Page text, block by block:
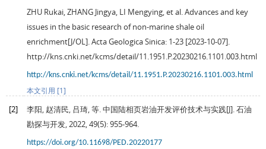
ZHU Rukai,ZHANG Jingya, LI Mengying, et al. Advances and key
issues in the basic research of non-marine shale oil
enrichment[J/OL].Acta Geologica Sinica: 1-23 [2023-10-07].
http://kns.cnki.net/kcms/detail/11.1951.P.20230216.1101.003.html
http://kns.cnki.net/kcms/detail/11.1951.P.20230216.1101.003.html
本文引用 [1]
[2] 李阳, 赵清民, 吕琦, 等. 中国陆相页岩油开发评价技术与实践[J].石油
勘探与开发,2022,49(5): 955-964.
https://doi.org/10.11698/PED.20220177